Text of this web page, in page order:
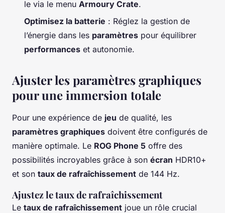
le via le menu Armoury Crate.
Optimisez la batterie : Réglez la gestion de
l’énergie dans les paramètres pour équilibrer
performances et autonomie.
Ajuster les paramètres graphiques
pour une immersion totale
Pour une expérience de jeu de qualité, les
paramètres graphiques doivent être configurés de
manière optimale. Le ROG Phone 5 offre des
possibilités incroyables grâce à son écran HDR10+
et son taux de rafraîchissement de 144 Hz.
Ajustez le taux de rafraîchissement
Le taux de rafraîchissement joue un rôle crucial